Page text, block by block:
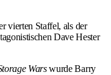
vierten Staffel, als der
Dave Hester
Warswurde Barry